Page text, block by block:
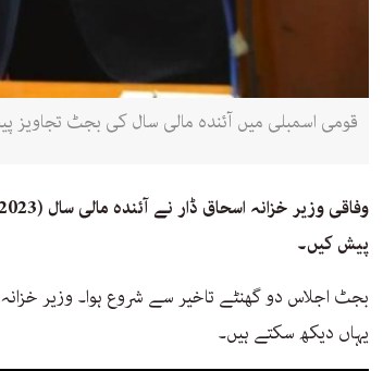
قومی اسمبلی میں آئندہ مالی سال کی بجٹ
پیش کیں۔
بجٹ اجلاس دو گھنٹے تاخیر سے شروع ہوا۔ وزیر
یہاں دیکھ سکتے ہیں۔